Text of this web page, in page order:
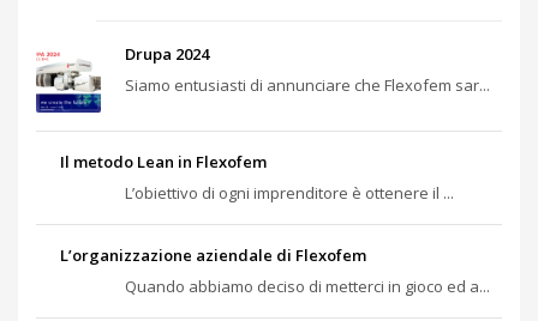
Drupa 2024
Siamo entusiasti di annunciare che Flexofem sar...
Il metodo Lean in Flexofem
L’obiettivo di ogni imprenditore è ottenere il ...
L’organizzazione aziendale di Flexofem
Quando abbiamo deciso di metterci in gioco ed a...